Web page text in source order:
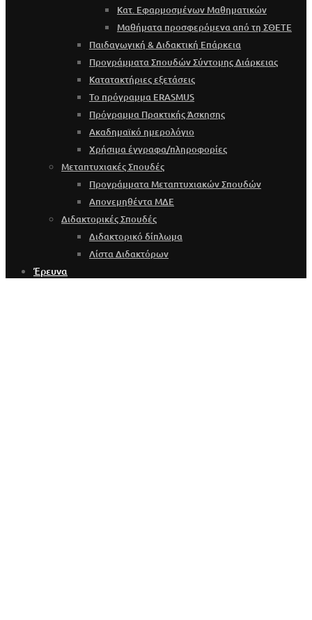
Κατ. Εφαρμοσμένων Μαθηματικών
Μαθήματα προσφερόμενα από τη ΣΘΕΤΕ
Παιδαγωγική & Διδακτική Επάρκεια
Προγράμματα Σπουδών Σύντομης Διάρκειας
Κατατακτήριες εξετάσεις
Το πρόγραμμα ERASMUS
Πρόγραμμα Πρακτικής Άσκησης
Ακαδημαϊκό ημερολόγιο
Χρήσιμα έγγραφα/πληροφορίες
Μεταπτυχιακές Σπουδές
Προγράμματα Μεταπτυχιακών Σπουδών
Απονεμηθέντα ΜΔΕ
Διδακτορικές Σπουδές
Διδακτορικό δίπλωμα
Λίστα Διδακτόρων
Έρευνα